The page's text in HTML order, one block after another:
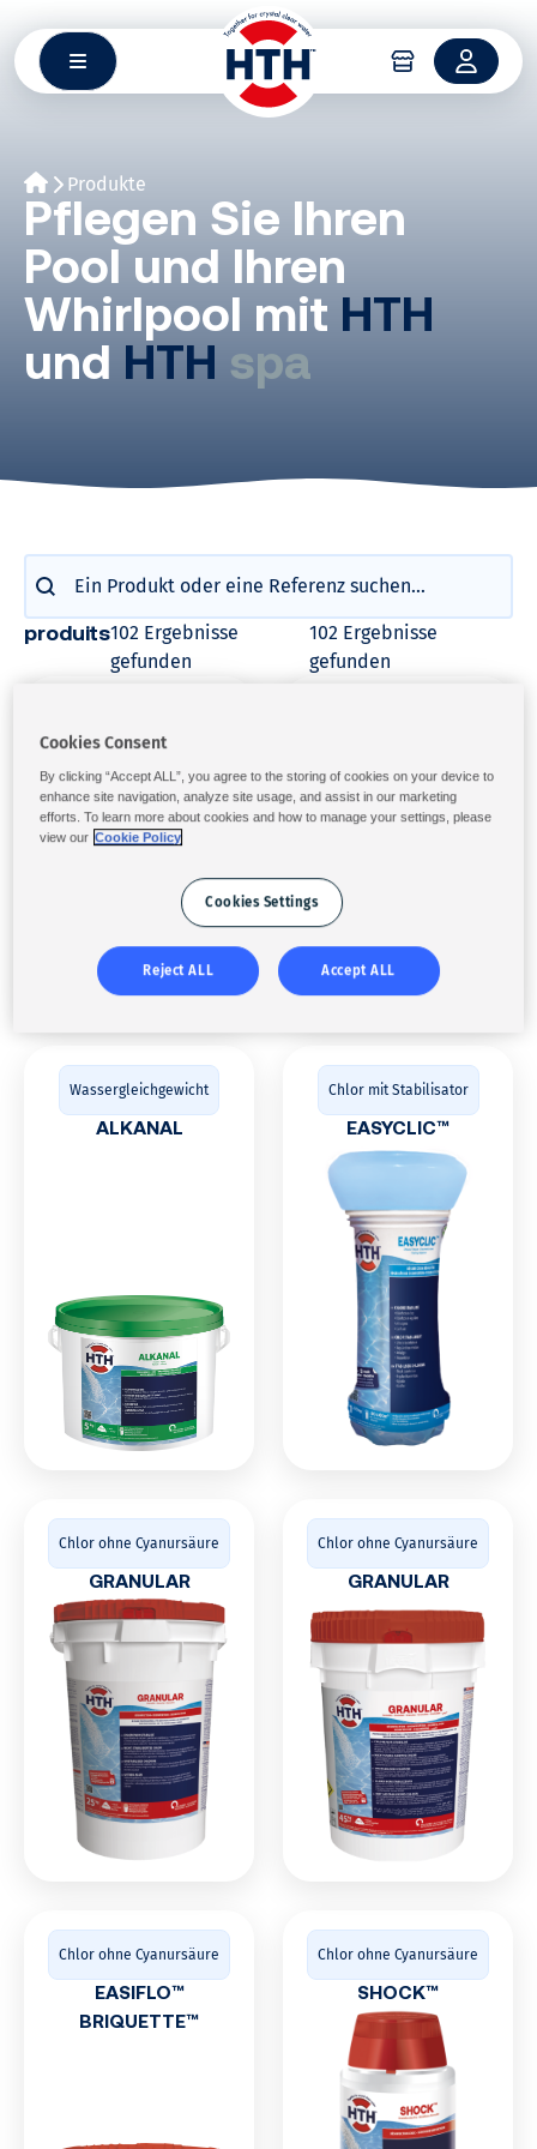
Inhalt
springen
Produkte
Pflegen Sie Ihren
Pool und Ihren
Whirlpool mit HTH
und HTH spa
produits102 Ergebnisse
gefunden
102 Ergebnisse
gefunden
Wassergleichgewicht
ALKANAL
Chlor mit Stabilisator
EASYCLIC™
Chlor ohne Cyanursäure
GRANULAR
Chlor ohne Cyanursäure
GRANULAR
Chlor ohne Cyanursäure
EASIFLO™
BRIQUETTE™
Chlor ohne Cyanursäure
SHOCK™
Cookies Consent
By clicking “Accept ALL”, you agree to the storing of cookies on your device to
enhance site navigation, analyze site usage, and assist in our marketing
efforts. To learn more about cookies and how to manage your settings, please
view our Cookie Policy
Cookies Settings
Reject ALL Accept ALL